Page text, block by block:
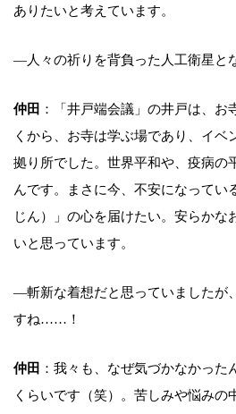
ありたいと考えています。
―人々の祈りを背負った人工衛星と
仲田 ：「井戸端会議」の井戸は、お
くから、お寺は学ぶ場であり、イベ
拠り所でした。世界平和や、疫病の
んです。まさに今、不安になってい
じん）」の心を届けたい。安らかな
いと思っています。
―斬新な着想だと思っていましたが
すね……！
仲田 ：我々も、なぜ気づかなかった
くらいです（笑）。苦しみや悩みの